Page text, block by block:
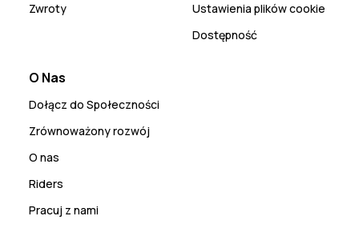
Zwroty
Ustawienia plików cookie
Dostępność
O Nas
Dołącz do Społeczności
Zrównoważony rozwój
O nas
Riders
Pracuj z nami